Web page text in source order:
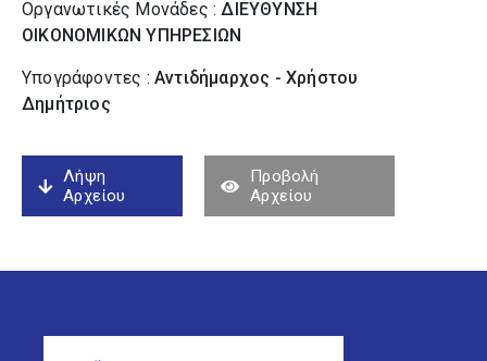
Οργανωτικές Μονάδες :ΔΙΕΥΘΥΝΣΗ
ΟΙΚΟΝΟΜΙΚΩΝ ΥΠΗΡΕΣΙΩΝ
Υπογράφοντες : Αντιδήμαρχος - Χρήστου
Δημήτριος
Λήψη
Αρχείου
Προβολή
Αρχείου